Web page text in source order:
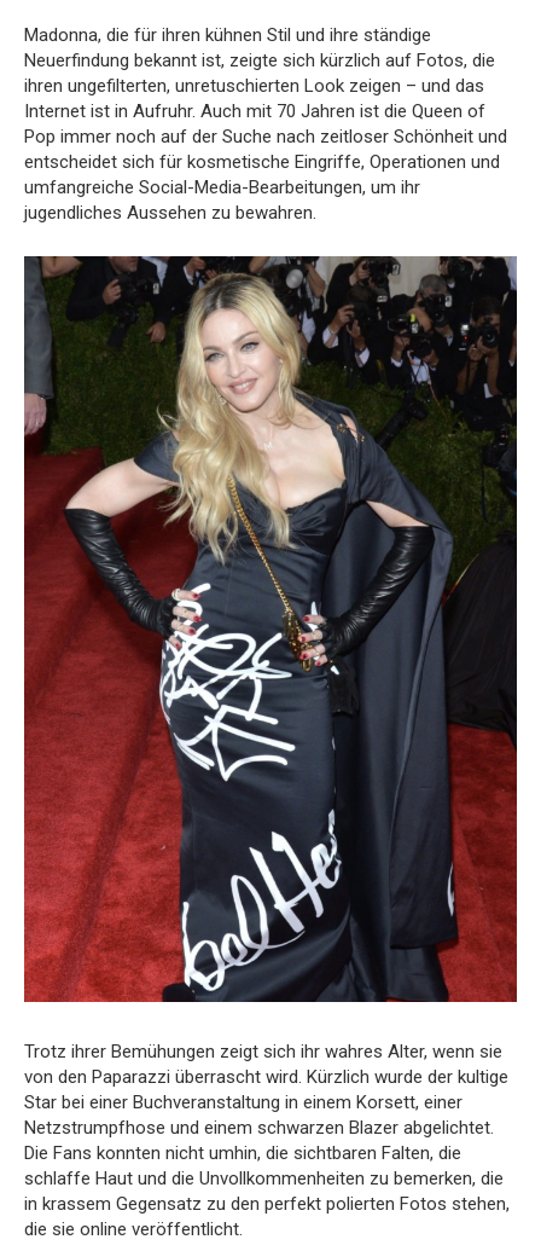
Madonna, die für ihren kühnen Stil und ihre ständige
Neuerfindung bekannt ist, zeigte sich kürzlich auf Fotos, die
ihren ungefilterten, unretuschierten Look zeigen – und das
Internet ist in Aufruhr. Auch mit 70 Jahren ist die Queen of
Pop immer noch auf der Suche nach zeitloser Schönheit und
entscheidet sich für kosmetische Eingriffe, Operationen und
umfangreiche Social-Media-Bearbeitungen, um ihr
jugendliches Aussehen zu bewahren.
Trotz ihrer Bemühungen zeigt sich ihr wahres Alter, wenn sie
von den Paparazzi überrascht wird. Kürzlich wurde der kultige
Star bei einer Buchveranstaltung in einem Korsett, einer
Netzstrumpfhose und einem schwarzen Blazer abgelichtet.
Die Fans konnten nicht umhin, die sichtbaren Falten, die
schlaffe Haut und die Unvollkommenheiten zu bemerken, die
in krassem Gegensatz zu den perfekt polierten Fotos stehen,
die sie online veröffentlicht.